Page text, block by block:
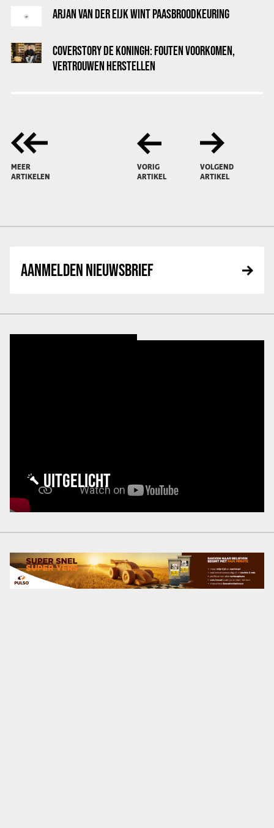
ARJAN VAN DER EIJK WINT PAASBROODKEURING
COVERSTORY DE KONINGH: FOUTEN VOORKOMEN,
VERTROUWEN HERSTELLEN
MEER
ARTIKELEN
VORIG
ARTIKEL
VOLGEND
ARTIKEL
AANMELDEN NIEUWSBRIEF
UITGELICHT